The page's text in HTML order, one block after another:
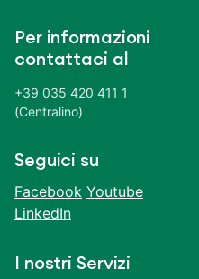
Per informazioni
contattaci al
+39 035 420 411 1
(Centralino)
Seguici su
Facebook Youtube
LinkedIn
I nostri Servizi